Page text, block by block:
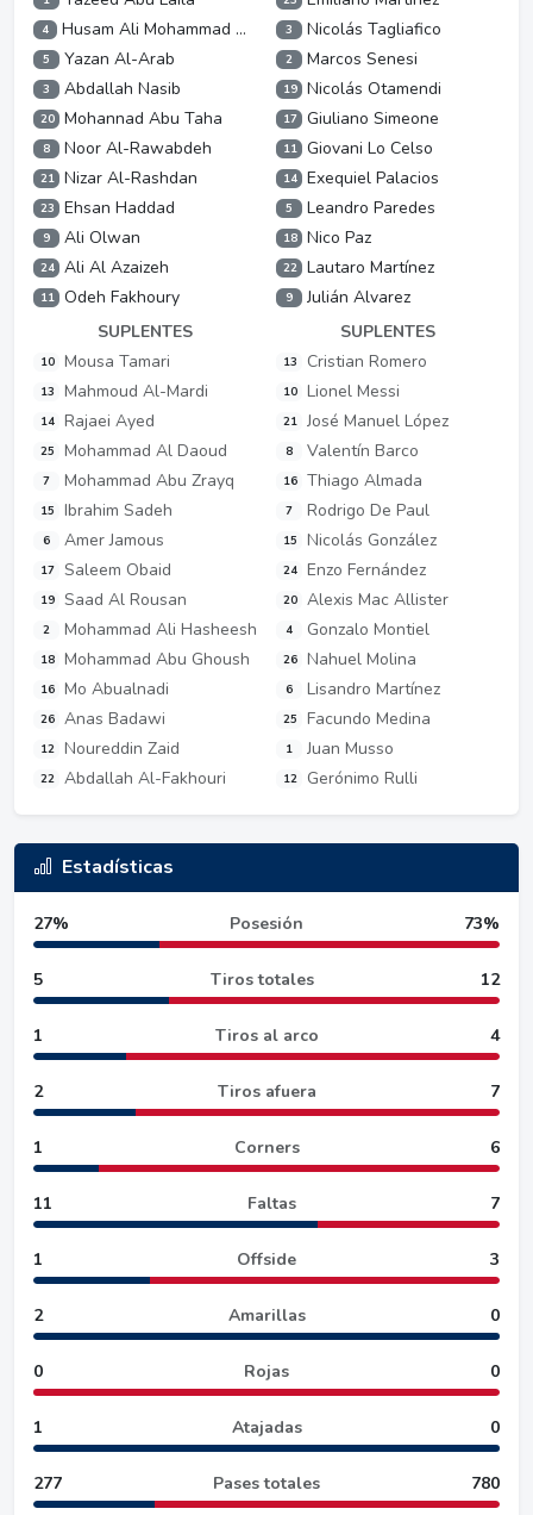
4 Husam Ali Mohammad Abudahab
5 Yazan Al-Arab
3 Abdallah Nasib
20 Mohannad Abu Taha
8 Noor Al-Rawabdeh
21 Nizar Al-Rashdan
23 Ehsan Haddad
9 Ali Olwan
24 Ali Al Azaizeh
11
Odeh Fakhoury
SUPLENTES
10 Mousa Tamari
13 Mahmoud Al-Mardi
14 Rajaei Ayed
25 Mohammad Al Daoud
7 Mohammad Abu Zrayq
15 Ibrahim Sadeh
6 Amer Jamous
17 Saleem Obaid
19 Saad Al Rousan
2 Mohammad Ali Hasheesh
18 Mohammad Abu Ghoush
16 Mo Abualnadi
26 Anas Badawi
12 Noureddin Zaid
22 Abdallah Al-Fakhouri
3 Nicolás Tagliafico
2 Marcos Senesi
19 Nicolás Otamendi
17 Giuliano Simeone
11 Giovani Lo Celso
14 Exequiel Palacios
5 Leandro Paredes
18 Nico Paz
22 Lautaro Martínez
9
Julián Alvarez
SUPLENTES
13 Cristian Romero
10 Lionel Messi
21 José Manuel López
8 Valentín Barco
16 Thiago Almada
7 Rodrigo De Paul
15 Nicolás González
24 Enzo Fernández
20 Alexis Mac Allister
4 Gonzalo Montiel
26 Nahuel Molina
6 Lisandro Martínez
25 Facundo Medina
1 Juan Musso
12 Gerónimo Rulli
Estadísticas
27% Posesión 73%
5 Tiros totales 12
1 Tiros al arco 4
2 Tiros afuera 7
1 Corners 6
11 Faltas 7
1 Offside 3
2 Amarillas 0
0 Rojas 0
1 Atajadas 0
277 Pases totales 780